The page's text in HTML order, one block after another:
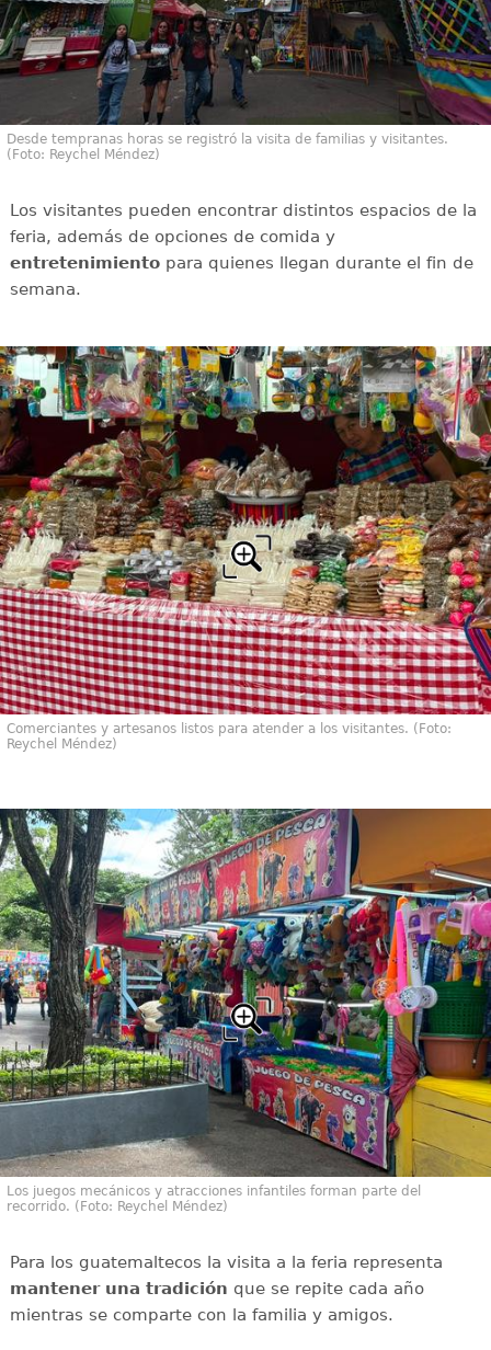
Desde tempranas horas se registró la visita de familias y visitantes.
(Foto: Reychel Méndez)
Los visitantes pueden encontrar distintos espacios de la
feria, además de opciones de comida y
entretenimientopara quienes llegan durante el fin de
semana.
Comerciantes y artesanos listos para atender a los visitantes. (Foto:
Reychel Méndez)
Los juegos mecánicos y atracciones infantiles forman parte del
recorrido. (Foto: Reychel Méndez)
Para los guatemaltecos la visita a la feria representa
mantener una tradición que se repite cada año
mientras se comparte con la familia y amigos.